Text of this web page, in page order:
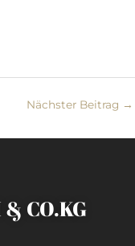
Nächster Beitrag →
CO.KG